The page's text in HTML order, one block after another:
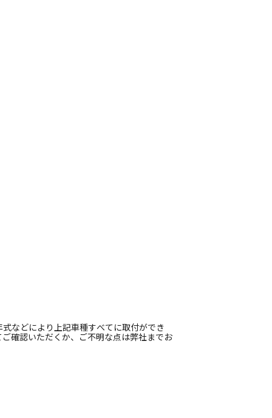
などにより上記車種すべてに取付ができ
確認いただくか、ご不明な点は弊社までお